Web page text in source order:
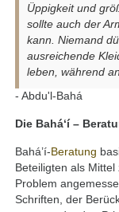
Üppigkeit und
sollte auch der
kann. Niemand
ausreichende
leben, während
- Abdu'l-Bahá
Die Bahá‘í –
Bahá’í-Beratung
Beteiligten als
Problem
Schriften, der